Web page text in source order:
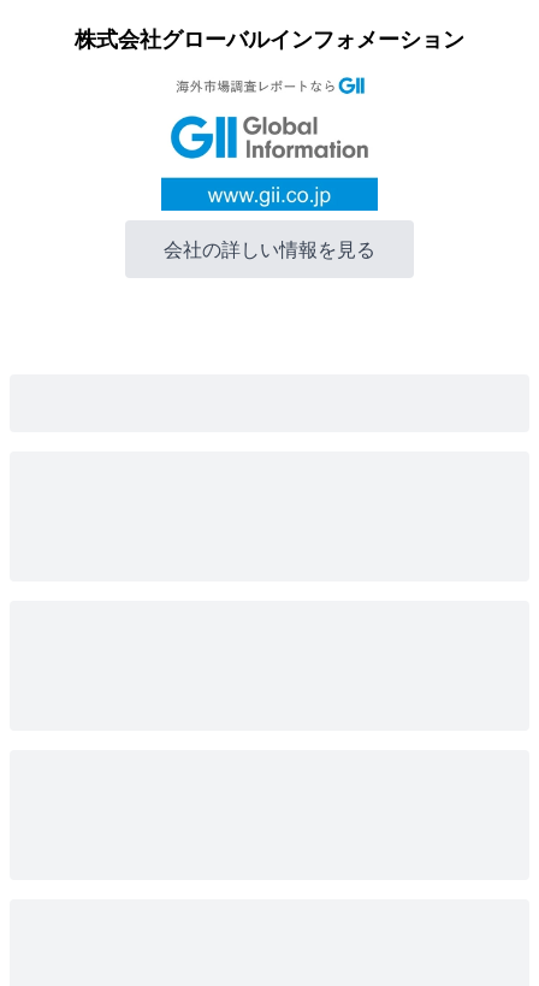
株式会社グローバルインフォメーション
会社の詳しい情報を見る